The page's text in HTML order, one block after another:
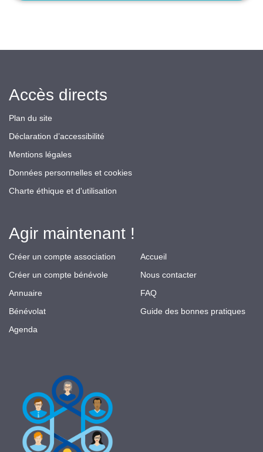
Accès directs
Plan du site
Déclaration d’accessibilité
Mentions légales
Données personnelles et cookies
Charte éthique et d'utilisation
Agir maintenant !
Créer un compte association
Créer un compte bénévole
Annuaire
Bénévolat
Agenda
Accueil
Nous contacter
FAQ
Guide des bonnes pratiques